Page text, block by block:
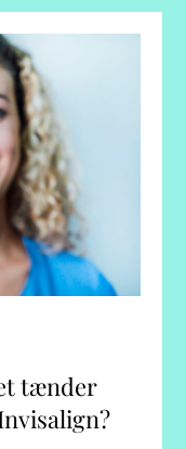
tænder